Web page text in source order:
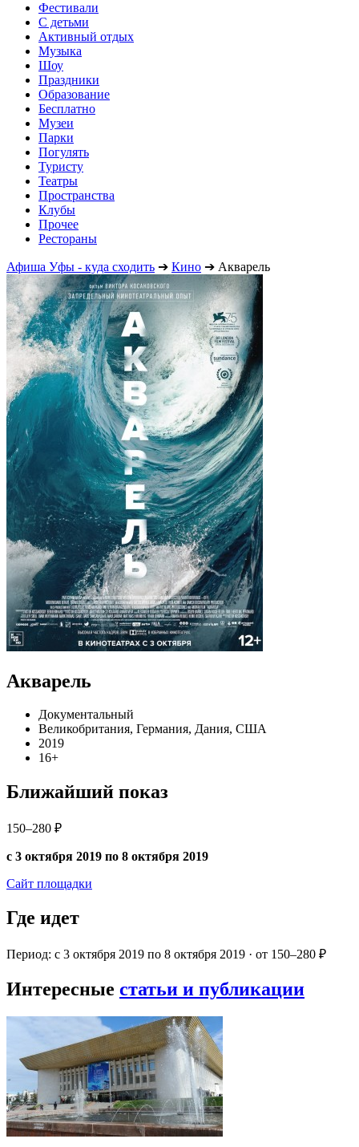
Фестивали
С детьми
Активный отдых
Музыка
Шоу
Праздники
Образование
Бесплатно
Музеи
Парки
Погулять
Туристу
Театры
Пространства
Клубы
Прочее
Рестораны
Афиша Уфы - куда сходить ➔ Кино ➔ Акварель
Акварель
Документальный
Великобритания, Германия, Дания, США
2019
16+
Ближайший показ
150–280 ₽
с 3 октября 2019 по 8 октября 2019
Сайт площадки
Где идет
Период: с 3 октября 2019 по 8 октября 2019 · от 150–280 ₽
Интересные статьи и публикации